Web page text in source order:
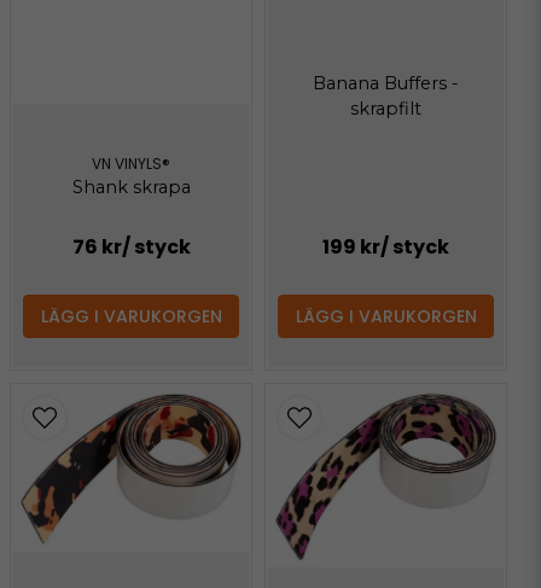
VN VINYLS®
Shank skrapa
76 kr/ styck
LÄGG I VARUKORGEN
Banana Buffers -
skrapfilt
199 kr/ styck
LÄGG I VARUKORGEN